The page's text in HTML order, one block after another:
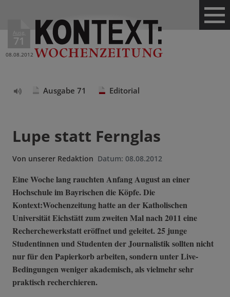
Ausg.
71
08.08.2012
Ausgabe 71 Editorial
Lupe statt Fernglas
Von unserer Redaktion Datum: 08.08.2012
Eine Woche lang rauchten Anfang August an einer
Hochschule im Bayrischen die Köpfe. Die
Kontext:Wochenzeitung hatte an der Katholischen
Universität Eichstätt zum zweiten Mal nach 2011 eine
Recherchewerkstatt eröffnet und geleitet. 25 junge
Studentinnen und Studenten der Journalistik sollten nicht
nur für den Papierkorb arbeiten, sondern unter Live-
Bedingungen weniger akademisch, als vielmehr sehr
praktisch recherchieren.